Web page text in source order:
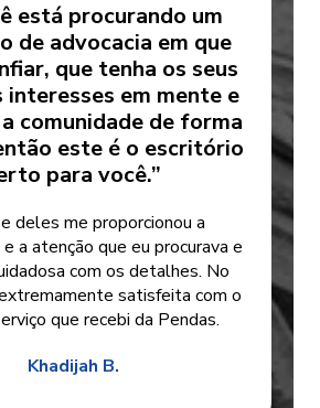
está procurando um
de advocacia em que
que tenha os seus
interesses em mente e
comunidade de forma
este é o escritório
para você.”
deles me proporcionou a
e a atenção que eu procurava e
com os detalhes. No
satisfeita com o
que recebi da Pendas.
Khadijah B.